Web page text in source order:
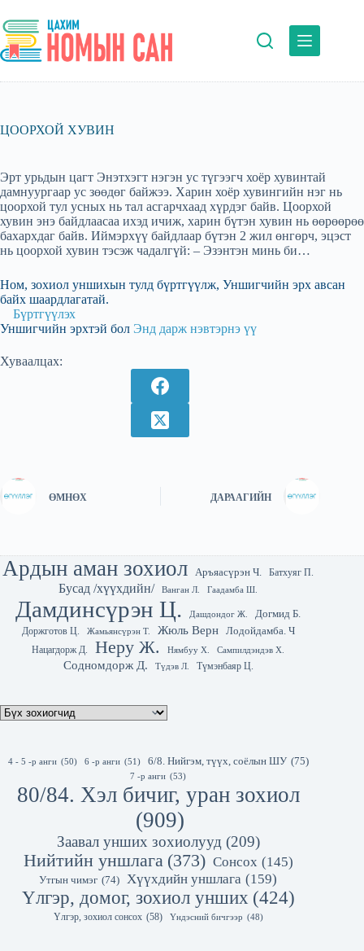
to
content
ЦООРХОЙ ХУВИН
Эрт урьдын цагт Энэтхэгт нэгэн ус түгээгч хоёр хувинтай
дамнуургаар ус зөөдөг байжээ. Харин хоёр хувингийн нэг нь
цоорхой тул усных нь тал асгарчхаад хүрдэг байв. Цоорхой
хувин энэ байдлаасаа ихэд ичиж, харин бүтэн хувин нь өөрөөрөө
бахархдаг байв. Иймэрхүү байдлаар бүтэн 2 жил өнгөрч, эцэст
нь цоорхой хувин тэсэж чадалгүй: – Эзэнтэн минь би…
Ном, зохиол уншихын тулд бүртгүүлж, Уншигчийн эрх авсан
байх шаардлагатай.
Бүртгүүлэх
Уншигчийн эрхтэй бол Энд дарж нэвтэрнэ үү
Хуваалцах:
ӨМНӨХ ДАРААГИЙН
Ардын аман зохиол Аръяасүрэн Ч. Батхуяг П.
Бусад /хүүхдийн/ Ванган Л. Гаадамба Ш.
Дамдинсүрэн Ц. Дашдондог Ж.
Догмид Б.
Доржготов Ц.
Жамьянсүрэн Т. Жюль Верн Лодойдамба. Ч
Нацагдорж Д. Неру Ж. Нямбуу Х. Сампилдэндэв Х.
Содномдорж Д. Түдэв Л. Түмэнбаяр Ц.
4 - 5 -р анги (50) 6 -р анги (51) 6/8. Нийгэм, түүх, соёлын ШУ (75)
7 -р анги (53)
80/84. Хэл бичиг, уран зохиол
(909)
Заавал унших зохиолууд (209)
Нийтийн уншлага (373) Сонсох (145)
Утгын чимэг (74) Хүүхдийн уншлага (159)
Үлгэр, домог, зохиол унших (424)
Үлгэр, зохиол сонсох (58) Үндэсний бичгээр (48)